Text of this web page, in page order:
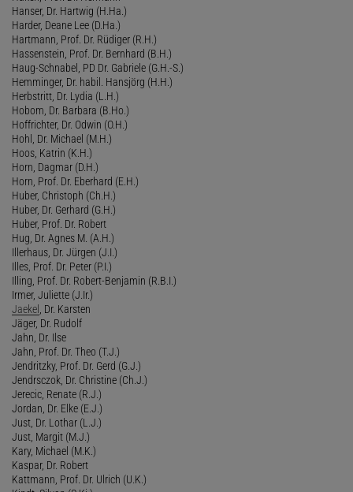
Hanser, Dr. Hartwig (H.Ha.)
Harder, Deane Lee (D.Ha.)
Hartmann, Prof. Dr. Rüdiger (R.H.)
Hassenstein, Prof. Dr. Bernhard (B.H.)
Haug-Schnabel, PD Dr. Gabriele (G.H.-S.)
Hemminger, Dr. habil. Hansjörg (H.H.)
Herbstritt, Dr. Lydia (L.H.)
Hobom, Dr. Barbara (B.Ho.)
Hoffrichter, Dr. Odwin (O.H.)
Hohl, Dr. Michael (M.H.)
Hoos, Katrin (K.H.)
Horn, Dagmar (D.H.)
Horn, Prof. Dr. Eberhard (E.H.)
Huber, Christoph (Ch.H.)
Huber, Dr. Gerhard (G.H.)
Huber, Prof. Dr. Robert
Hug, Dr. Agnes M. (A.H.)
Illerhaus, Dr. Jürgen (J.I.)
Illes, Prof. Dr. Peter (P.I.)
Illing, Prof. Dr. Robert-Benjamin (R.B.I.)
Irmer, Juliette (J.Ir.)
Jaekel , Dr. Karsten
Jäger, Dr. Rudolf
Jahn, Dr. Ilse
Jahn, Prof. Dr. Theo (T.J.)
Jendritzky, Prof. Dr. Gerd (G.J.)
Jendrsczok, Dr. Christine (Ch.J.)
Jerecic, Renate (R.J.)
Jordan, Dr. Elke (E.J.)
Just, Dr. Lothar (L.J.)
Just, Margit (M.J.)
Kary, Michael (M.K.)
Kaspar, Dr. Robert
Kattmann, Prof. Dr. Ulrich (U.K.)